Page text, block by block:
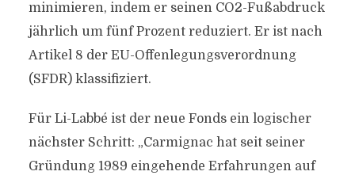
minimieren, indem er seinen CO2-Fußabdruck
jährlich um fünf Prozent reduziert. Er ist nach
Artikel 8 der EU-Offenlegungsverordnung
(SFDR) klassifiziert.
Für Li-Labbé ist der neue Fonds ein logischer
nächster Schritt: „Carmignac hat seit seiner
Gründung 1989 eingehende Erfahrungen auf